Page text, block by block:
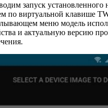
запуск
по виртуальной клавише
меню модель
и актуальную версию